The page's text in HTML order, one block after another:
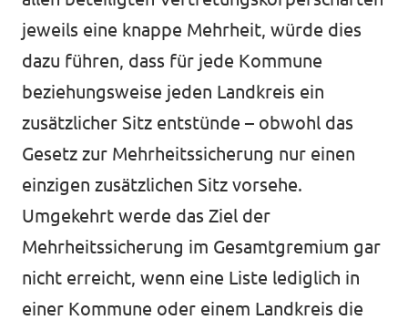
jeweils eine knappe Mehrheit, würde dies
dazu führen, dass für jede Kommune
beziehungsweise jeden Landkreis ein
zusätzlicher Sitz entstünde – obwohl das
Gesetz zur Mehrheitssicherung nur einen
einzigen zusätzlichen Sitz vorsehe.
Umgekehrt werde das Ziel der
Mehrheitssicherung im Gesamtgremium gar
nicht erreicht, wenn eine Liste lediglich in
einer Kommune oder einem Landkreis die